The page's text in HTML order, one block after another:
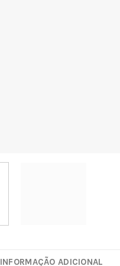
INFORMAÇÃO ADICIONAL